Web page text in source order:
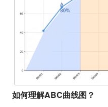
如何理解ABC曲线图？